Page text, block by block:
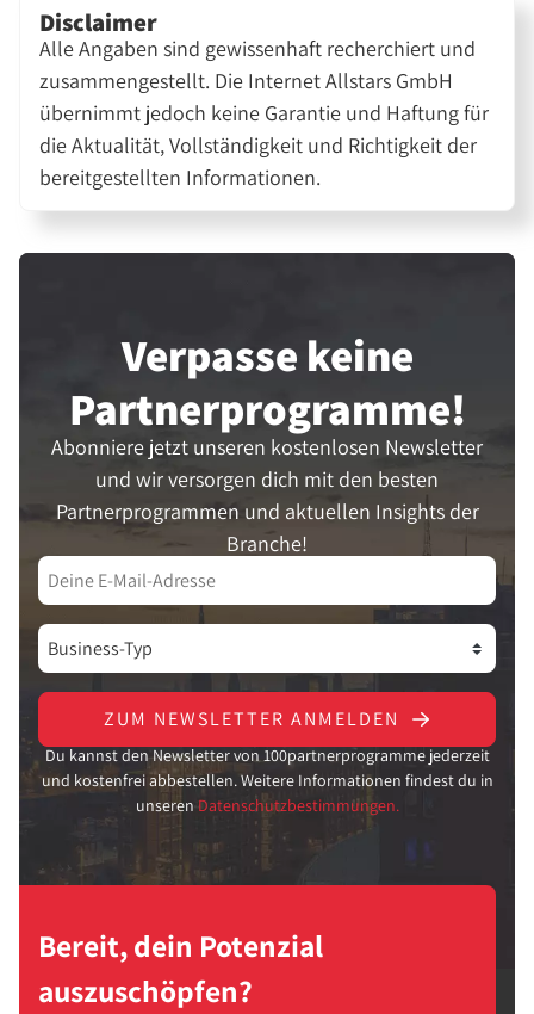
Disclaimer
Alle Angaben sind gewissenhaft recherchiert und
zusammengestellt. Die Internet Allstars GmbH
übernimmt jedoch keine Garantie und Haftung für
die Aktualität, Vollständigkeit und Richtigkeit der
bereitgestellten Informationen.
Verpasse keine
Partner­programme!
Abonniere jetzt unseren kostenlosen Newsletter
und wir versorgen dich mit den besten
Partnerprogrammen und aktuellen Insights der
Branche!
ZUM NEWSLETTER ANMELDEN
Du kannst den Newsletter von 100partnerprogramme jederzeit
und kostenfrei abbestellen. Weitere Informationen findest du in
unseren Datenschutzbestimmungen.
Bereit, dein Potenzial
auszuschöpfen?